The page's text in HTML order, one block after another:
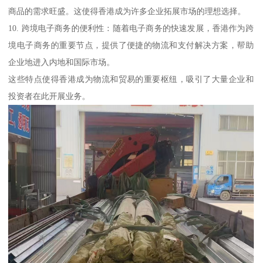
商品的需求旺盛。这使得香港成为许多企业拓展市场的理想选择。
10. 跨境电子商务的便利性：随着电子商务的快速发展，香港作为跨
境电子商务的重要节点，提供了便捷的物流和支付解决方案，帮助
企业地进入内地和国际市场。
这些特点使得香港成为物流和贸易的重要枢纽，吸引了大量企业和
投资者在此开展业务。